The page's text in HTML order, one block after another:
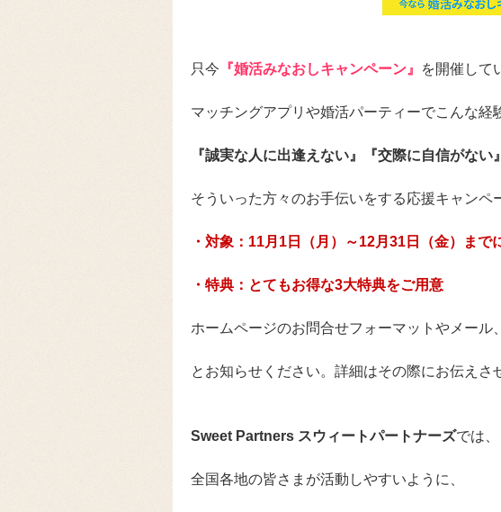
只今 『婚活みなおしキャンペーン』 を開催して
マッチングアプリや婚活パーティーでこんな経
『誠実な人に出逢えない』『交際に自信がない
そういった方々のお手伝いをする応援キャンペ
・対象：11月1日（月）～12月31日（金）まで
・特典：とてもお得な3大特典をご用意
ホームページのお問合せフォーマットやメール
とお知らせください。詳細はその際にお伝えさ
Sweet Partners スウィートパートナーズでは、
全国各地の皆さまが活動しやすいように、